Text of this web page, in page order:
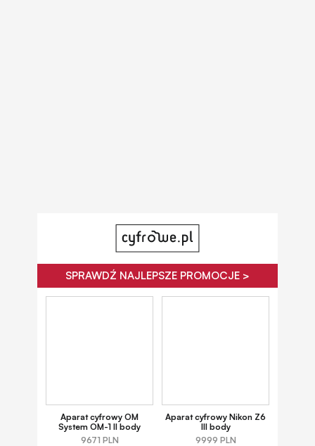
SPRAWDŹ NAJLEPSZE PROMOCJE >
Aparat cyfrowy OM
System OM-1 II body
9671 PLN
Aparat cyfrowy Nikon Z6
III body
9999 PLN